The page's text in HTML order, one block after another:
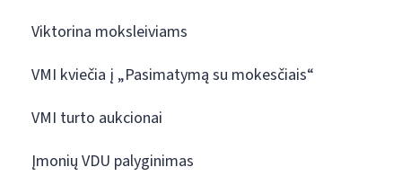
Viktorina moksleiviams
VMI kviečia į „Pasimatymą su mokesčiais“
VMI turto aukcionai
Įmonių VDU palyginimas